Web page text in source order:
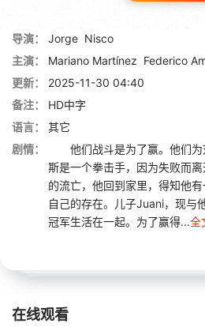
导演： Jorge Nisco
主演：
Mariano Martínez Federico
更新：
2025-11-30 04:40
备注：
HD中字
语言：
其它
剧情：
他们战斗是为了赢。他们为
斯是一个拳击手，因为失败而
的流亡，他回到家里，得知他
自己的存在。儿子Juani，现与
冠军生活在一起。为了赢得...全
在线观看